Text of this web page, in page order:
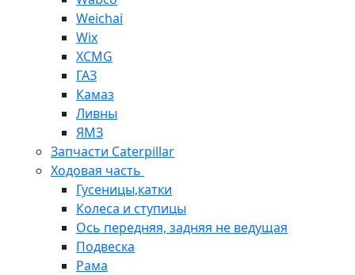
Weichai
Wix
XCMG
ГАЗ
Камаз
Ливны
ЯМЗ
Запчасти Caterpillar
Ходовая часть
Гусеницы,катки
Колеса и ступицы
Ось передняя, задняя не ведущая
Подвеска
Рама